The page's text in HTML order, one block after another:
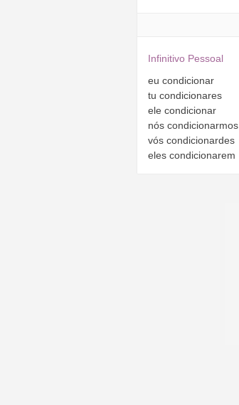
Infinitivo Pessoal
eu condicionar
tu condicionares
ele condicionar
nós condicionarmos
vós condicionardes
eles condicionarem